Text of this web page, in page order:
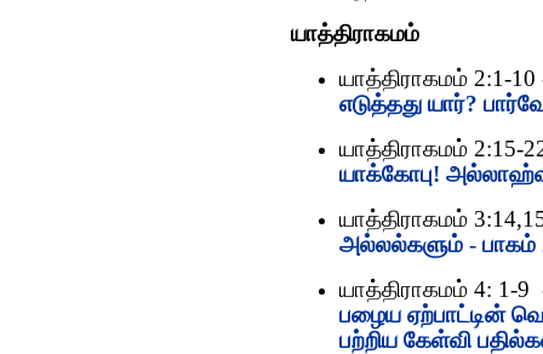
யாத்திராகமம்
யாத்திராகமம் 2:1-
எடுத்தது யார்?
யாத்திராகமம் 2:15-
யாக்கோபு!
யாத்திராகமம்
அல்லல்களும் - பாகம்
யாத்திராகமம் 4: 1-
பழைய ஏற்பாட்டின்
பற்றிய கேள்வி